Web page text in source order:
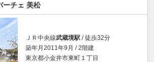
ーチェ 美松
ＪＲ中央線武蔵境駅 / 徒歩32分
築年月2011年9月 / 2階建
東京都小金井市東町１丁目